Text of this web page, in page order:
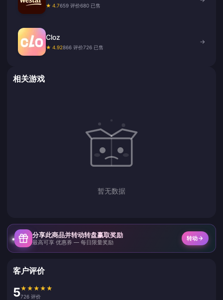
★ 4.7659 评价680 已售
Cloz
★ 4.92866 评价726 已售
→
相关游戏
暂无数据
分享此商品并转动转盘赢取奖励
最高可享 优惠券 — 每日限量奖励
转动
客户评价
5★ ★ ★ ★ ★
726 评价